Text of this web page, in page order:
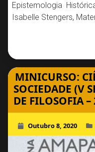
Epistemologia
Isabelle Stengers,
MINICURSO:
SOCIEDADE (V
DE FILOSOFIA
Outubro 8, 2020